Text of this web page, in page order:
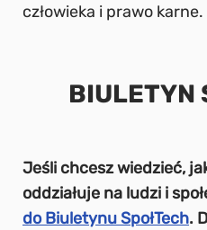
człowieka i prawo karne.
BIULETYN
Jeśli chcesz wiedzieć,
oddziałuje na ludzi i
do Biuletynu SpołTech.